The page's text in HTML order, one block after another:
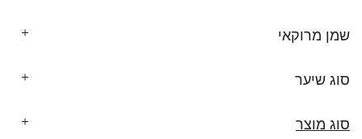
שמן מרוקאי
סוג שיער
סוג מוצר